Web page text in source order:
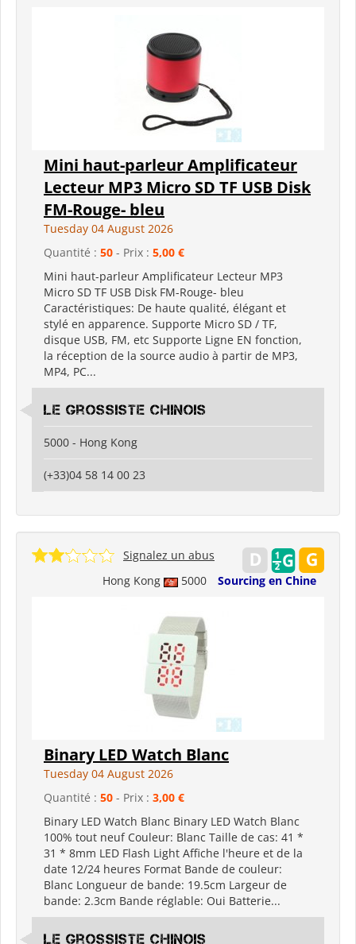
Mini haut-parleur Amplificateur
Lecteur MP3 Micro SD TF USB Disk
FM-Rouge- bleu
Tuesday 04 August 2026
Quantité : 50 - Prix : 5,00 €
Mini haut-parleur Amplificateur Lecteur MP3
Micro SD TF USB Disk FM-Rouge- bleu
Caractéristiques: De haute qualité, élégant et
stylé en apparence. Supporte Micro SD / TF,
disque USB, FM, etc Supporte Ligne EN fonction,
la réception de la source audio à partir de MP3,
MP4, PC...
Le grossiste chinois
5000 - Hong Kong
(+33)04 58 14 00 23
Hong Kong 5000 Sourcing en Chine
Signalez un abus
Binary LED Watch Blanc
Tuesday 04 August 2026
Quantité : 50 - Prix : 3,00 €
Binary LED Watch Blanc Binary LED Watch Blanc
100% tout neuf Couleur: Blanc Taille de cas: 41 *
31 * 8mm LED Flash Light Affiche l'heure et de la
date 12/24 heures Format Bande de couleur:
Blanc Longueur de bande: 19.5cm Largeur de
bande: 2.3cm Bande réglable: Oui Batterie...
Le grossiste chinois